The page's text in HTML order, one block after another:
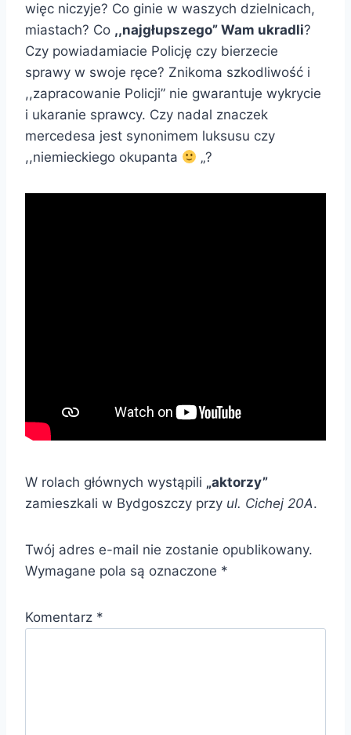
więc niczyje? Co ginie w waszych dzielnicach,
miastach? Co ,,najgłupszego” Wam ukradli?
Czy powiadamiacie Policję czy bierzecie
sprawy w swoje ręce? Znikoma szkodliwość i
,,zapracowanie Policji” nie gwarantuje wykrycie
i ukaranie sprawcy. Czy nadal znaczek
mercedesa jest synonimem luksusu czy
,,niemieckiego okupanta
„?
W rolach głównych wystąpili „aktorzy”
zamieszkali w Bydgoszczy przy ul. Cichej 20A.
Twój adres e-mail nie zostanie opublikowany.
Wymagane pola są oznaczone *
Komentarz *